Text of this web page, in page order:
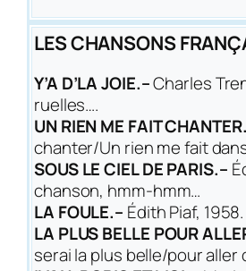
LES CHANSONS
Y’A D’LA JOIE.–Charles
ruelles….
UN RIEN ME FAIT
chanter/Un rien me fait
SOUS LE CIEL DE PARIS.–
chanson, hmm-hmm…
LA FOULE.– Édith Piaf, 1958.
LA PLUS BELLE POUR
serai la plus belle/pour aller